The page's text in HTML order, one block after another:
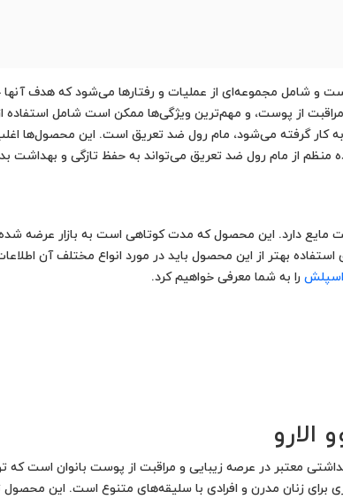
و شامل مجموعه‌ای از عملیات و رفتارها می‌شود که هدف
از پوست، و مهم‌ترین ویژگی‌ها ممکن است شامل
به کار گرفته می‌شود، مام رول ضد تعریق است. این محصول‌ها
از مام رول ضد تعریق می‌تواند به حفظ تازگی و بهداشت
دارد. این محصول که مدت کوتاهی است به بازار عرضه
استفاده بهتر از این محصول باید در مورد انواع مختلف آن
اسپلشرا به شما معرفی خواهیم کرد.
الارو
معتبر در عرصه زیبایی و مراقبت از پوست بانوان است
زنان مدرن و افرادی با سلیقه‌های متنوع است. این محصول